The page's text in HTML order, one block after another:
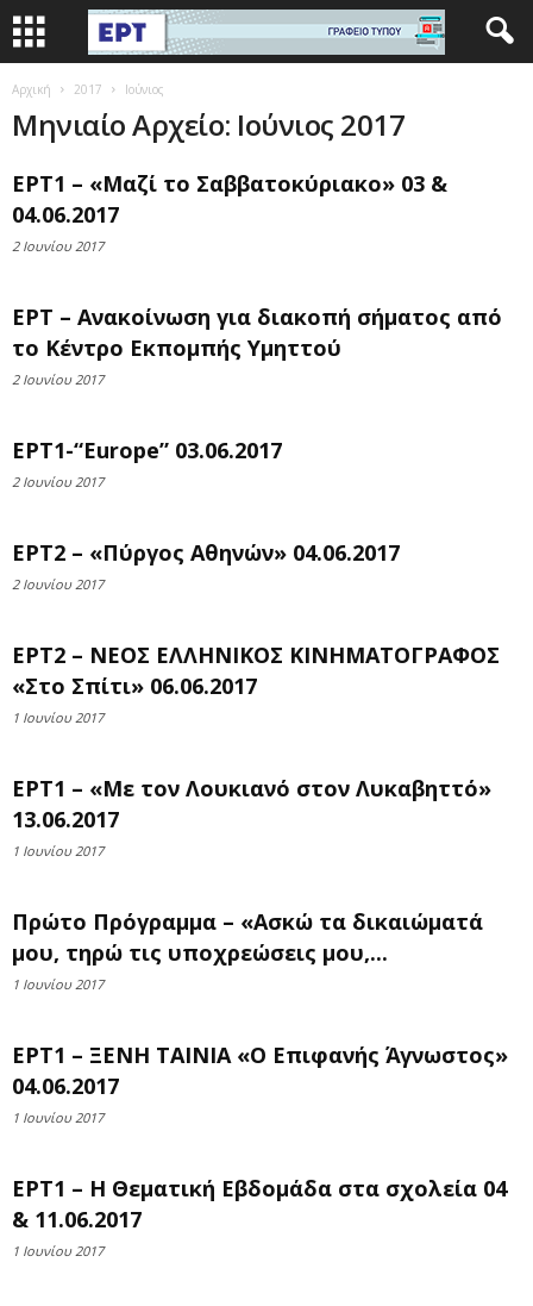
Αρχική 2017 Ιούνιος
Μηνιαίο Αρχείο: Ιούνιος 2017
ΕΡΤ1 – «Μαζί το Σαββατοκύριακο» 03 &
04.06.2017
2 Ιουνίου 2017
ΕΡΤ – Ανακοίνωση για διακοπή σήματος από
το Κέντρο Εκπομπής Υμηττού
2 Ιουνίου 2017
ΕΡΤ1-“Europe” 03.06.2017
2 Ιουνίου 2017
ΕΡΤ2 – «Πύργος Αθηνών» 04.06.2017
2 Ιουνίου 2017
ΕΡΤ2 – ΝΕΟΣ ΕΛΛΗΝΙΚΟΣ ΚΙΝΗΜΑΤΟΓΡΑΦΟΣ
«Στο Σπίτι» 06.06.2017
1 Ιουνίου 2017
ΕΡΤ1 – «Με τον Λουκιανό στον Λυκαβηττό»
13.06.2017
1 Ιουνίου 2017
Πρώτο Πρόγραμμα – «Ασκώ τα δικαιώματά
μου, τηρώ τις υποχρεώσεις μου,...
1 Ιουνίου 2017
ΕΡΤ1 – ΞΕΝΗ ΤΑΙΝΙΑ «Ο Επιφανής Άγνωστος»
04.06.2017
1 Ιουνίου 2017
ΕΡΤ1 – Η Θεματική Εβδομάδα στα σχολεία 04
& 11.06.2017
1 Ιουνίου 2017